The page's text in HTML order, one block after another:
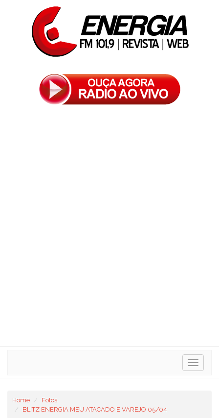
Toggle
Home
Fotos
BLITZ ENERGIA MEU ATACADO E VAREJO 05/04